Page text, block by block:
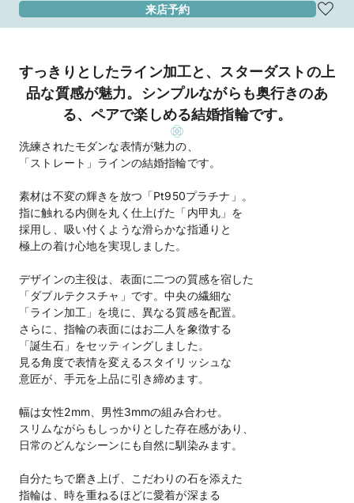
来店予約
すっきりとしたライン加工と、スターダストの上
品な質感が魅力。シンプルながらも奥行きのあ
る、ペアで楽しめる結婚指輪です。
洗練されたモダンな表情が魅力の、
「ストレート」ラインの結婚指輪です。
素材は不変の輝きを放つ「Pt950プラチナ」。
指に触れる内側を丸く仕上げた「内甲丸」を
採用し、吸い付くような滑らかな指通りと
極上の着け心地を実現しました。
デザインの主役は、表面に二つの質感を宿した
「ダブルテクスチャ」です。中央の繊細な
「ライン加工」を境に、異なる質感を配置。
さらに、指輪の表面にはお二人を象徴する
「誕生石」をセッティングしました。
見る角度で表情を変えるスタイリッシュな
意匠が、手元を上品に引き締めます。
幅は女性2mm、男性3mmの組み合わせ。
スリムながらもしっかりとした存在感があり、
日常のどんなシーンにも自然に馴染みます。
自分たちで磨き上げ、こだわりの石を添えた
指輪は、時を重ねるほどに愛着が深まる